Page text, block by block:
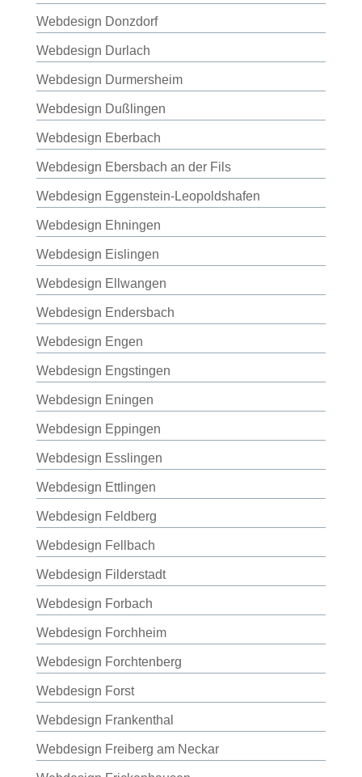
Webdesign Donzdorf
Webdesign Durlach
Webdesign Durmersheim
Webdesign Dußlingen
Webdesign Eberbach
Webdesign Ebersbach an der Fils
Webdesign Eggenstein-Leopoldshafen
Webdesign Ehningen
Webdesign Eislingen
Webdesign Ellwangen
Webdesign Endersbach
Webdesign Engen
Webdesign Engstingen
Webdesign Eningen
Webdesign Eppingen
Webdesign Esslingen
Webdesign Ettlingen
Webdesign Feldberg
Webdesign Fellbach
Webdesign Filderstadt
Webdesign Forbach
Webdesign Forchheim
Webdesign Forchtenberg
Webdesign Forst
Webdesign Frankenthal
Webdesign Freiberg am Neckar